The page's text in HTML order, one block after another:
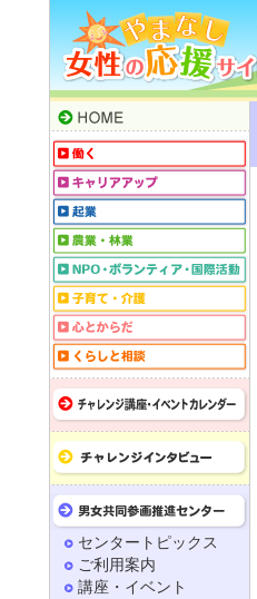
センタートピックス
ご利用案内
講座・イベント